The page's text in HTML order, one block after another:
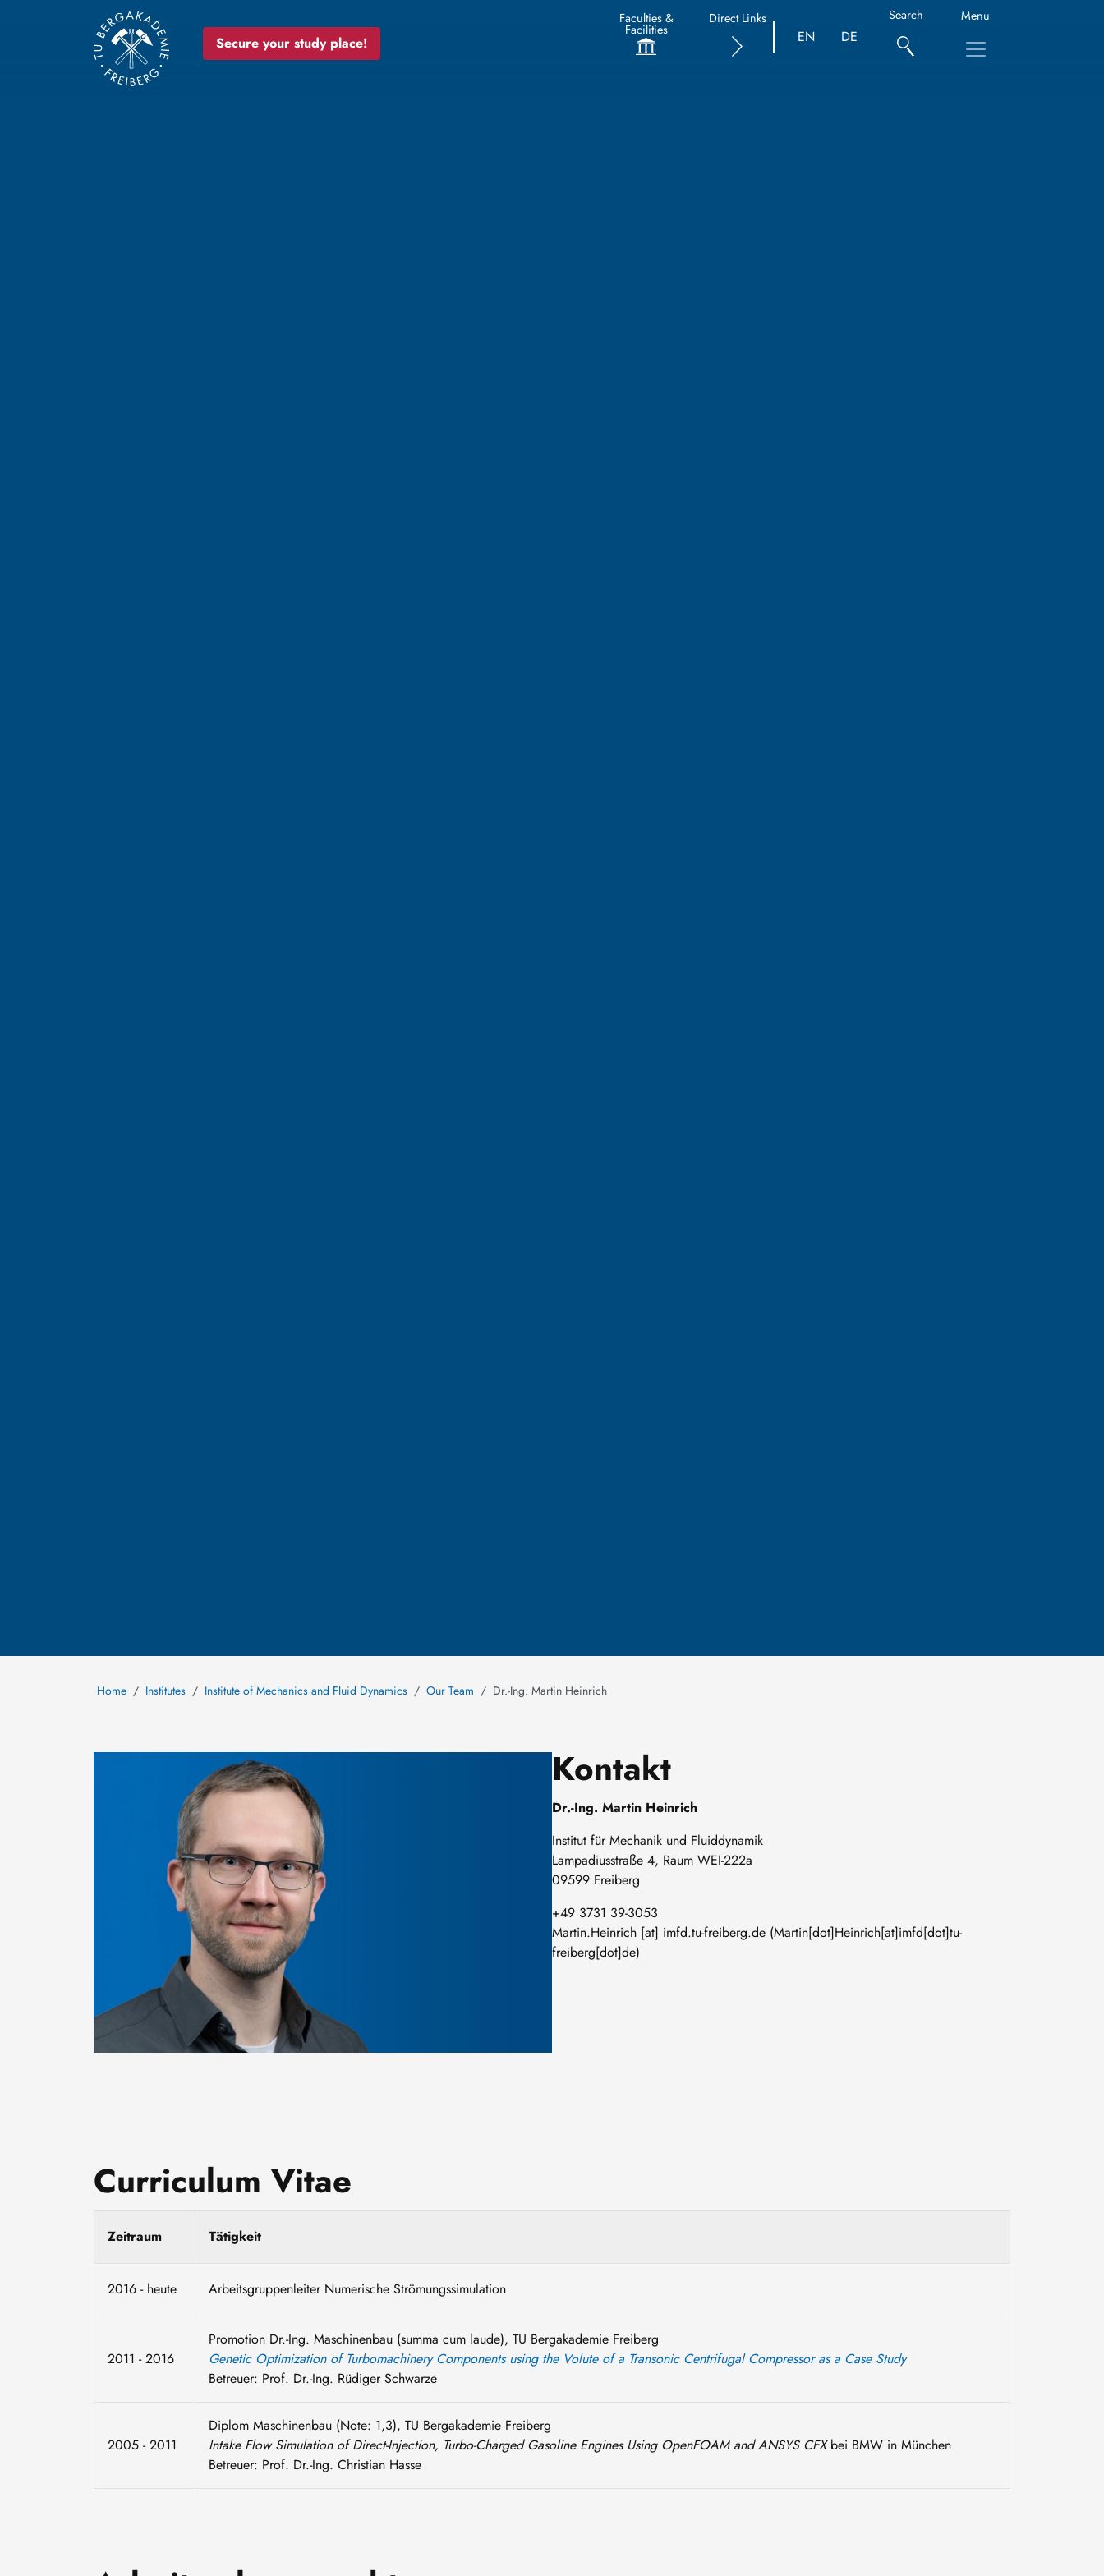
Secure your study place!
Faculties &
Facilities
Direct Links
EN DE
Search Menu
Home Institutes Institute of Mechanics and Fluid Dynamics Our Team Dr.-Ing. Martin Heinrich
Kontakt
Dr.-Ing. Martin Heinrich
Institut für Mechanik und Fluiddynamik
Lampadiusstraße 4, Raum WEI-222a
09599 Freiberg
+49 3731 39-3053
Martin.Heinrich [at] imfd.tu-freiberg.de (Martin[dot]Heinrich[at]imfd[dot]tu-
freiberg[dot]de)
Curriculum Vitae
Zeitraum Tätigkeit
2016 - heute Arbeitsgruppenleiter Numerische Strömungssimulation
2011 - 2016
Promotion Dr.-Ing. Maschinenbau (summa cum laude), TU Bergakademie Freiberg
Genetic Optimization of Turbomachinery Components using the Volute of a Transonic Centrifugal Compressor as a Case Study
Betreuer: Prof. Dr.-Ing. Rüdiger Schwarze
2005 - 2011
Diplom Maschinenbau (Note: 1,3), TU Bergakademie Freiberg
Intake Flow Simulation of Direct-Injection, Turbo-Charged Gasoline Engines Using OpenFOAM and ANSYS CFXbei BMW in München
Betreuer: Prof. Dr.-Ing. Christian Hasse